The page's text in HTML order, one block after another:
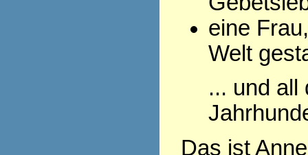
eine
Welt
... und all
Das ist